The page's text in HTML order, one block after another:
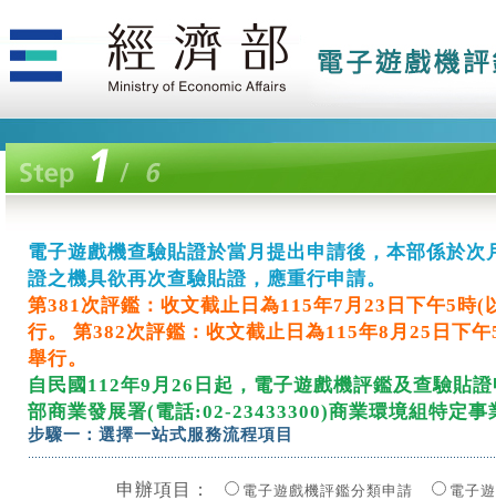
電子遊戲機查驗貼證於當月提出申請後，本部係於
電子遊戲機查驗貼證於當月提出申請後，本部係於
電子遊戲機查驗貼證於當月提出申請後，本部係於
電子遊戲機查驗貼證於當月提出申請後，本部係於
電子遊戲機查驗貼證於當月提出申請後，本部係於
電子遊戲機查驗貼證於當月提出申請後，本部係於
電子遊戲機查驗貼證於當月提出申請後，本部係於
電子遊戲機查驗貼證於當月提出申請後，本部係於
電子遊戲機查驗貼證於當月提出申請後，本部係於
電子遊戲機查驗貼證於當月提出申請後，本部係於
電子遊戲機查驗貼證於當月提出申請後，本部係於
電子遊戲機查驗貼證於當月提出申請後，本部係於
電子遊戲機查驗貼證於當月提出申請後，本部係於
電子遊戲機查驗貼證於當月提出申請後，本部係於
電子遊戲機查驗貼證於當月提出申請後，本部係於
電子遊戲機查驗貼證於當月提出申請後，本部係於
電子遊戲機查驗貼證於當月提出申請後，本部係於
電子遊戲機查驗貼證於當月提出申請後，本部係於
電子遊戲機查驗貼證於當月提出申請後，本部係於
電子遊戲機查驗貼證於當月提出申請後，本部係於
電子遊戲機查驗貼證於當月提出申請後，本部係於
電子遊戲機查驗貼證於當月提出申請後，本部係於
電子遊戲機查驗貼證於當月提出申請後，本部係於
電子遊戲機查驗貼證於當月提出申請後，本部係於
電子遊戲機查驗貼證於當月提出申請後，本部係於
電子遊戲機查驗貼證於當月提出申請後，本部係於
電子遊戲機查驗貼證於當月提出申請後，本部係於
電子遊戲機查驗貼證於當月提出申請後，本部係於
電子遊戲機查驗貼證於當月提出申請後，本部係於
電子遊戲機查驗貼證於當月提出申請後，本部係於